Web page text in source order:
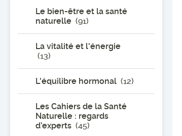
Le bien-être et la santé
naturelle (91)
La vitalité et l'énergie
(13)
L'équilibre hormonal (12)
Les Cahiers de la Santé
Naturelle : regards
d’experts (45)